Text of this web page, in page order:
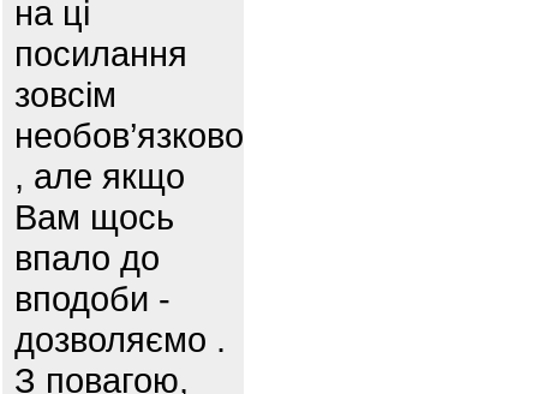
на ці
посилання
зовсім
необов’язково
, але якщо
Вам щось
впало до
вподоби -
дозволяємо .
З повагою,